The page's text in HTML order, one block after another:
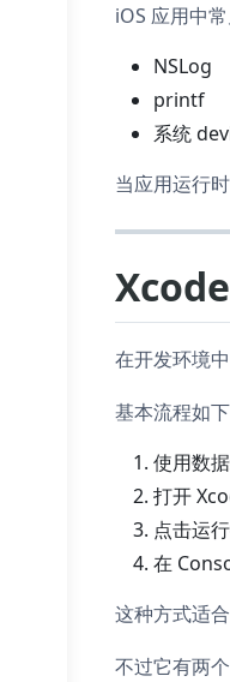
iOS 应用中
NSLog
printf
系统
当应用运行
在开发环境
基本流程如下
使用数
打开
点击运
在
这种方式适
不过它有两